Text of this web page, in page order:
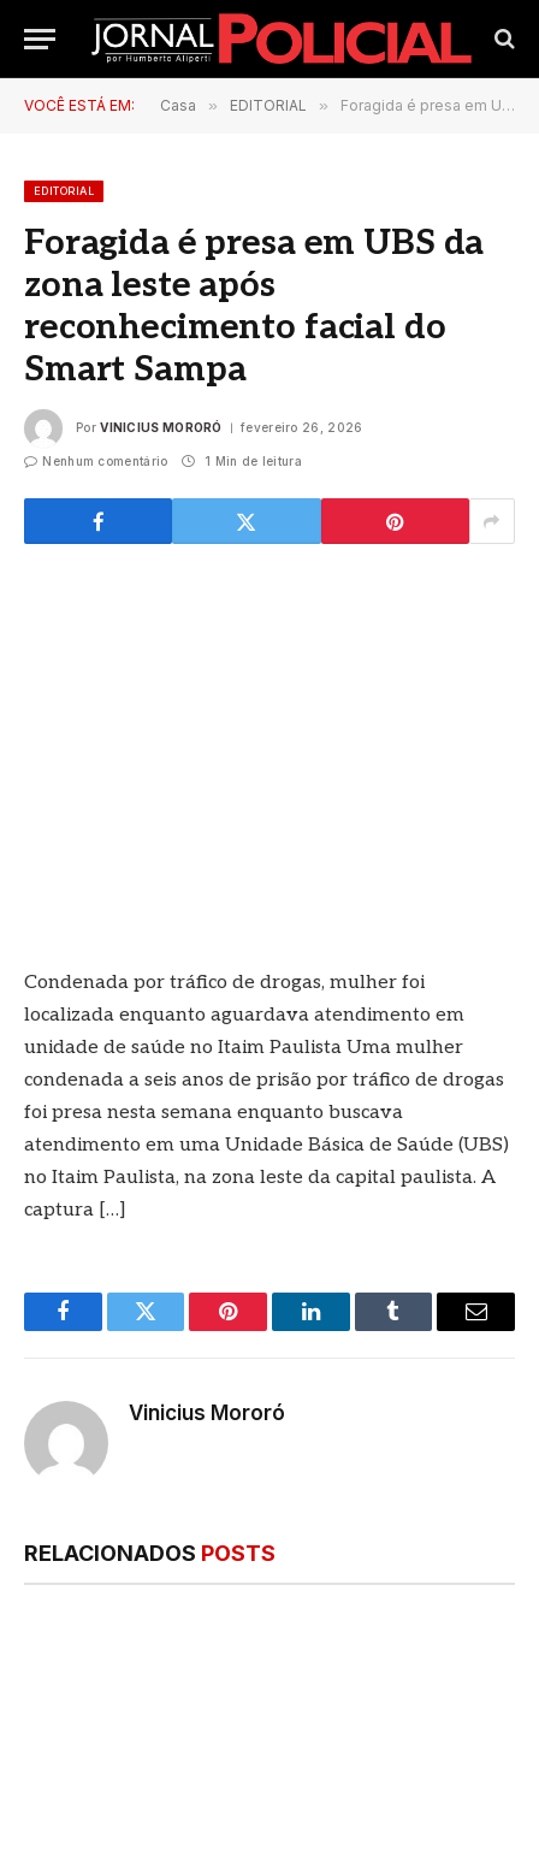
VOCÊ ESTÁ EM: Casa » EDITORIAL » Foragida é presa em UBS da zona leste após reconhecimento facial do Smart Sampa
EDITORIAL
Foragida é presa em UBS da
zona leste após
reconhecimento facial do
Smart Sampa
Por VINICIUS MORORÓ fevereiro 26, 2026
Nenhum comentário 1 Min de leitura
Condenada por tráfico de drogas, mulher foi
localizada enquanto aguardava atendimento em
unidade de saúde no Itaim Paulista Uma mulher
condenada a seis anos de prisão por tráfico de drogas
foi presa nesta semana enquanto buscava
atendimento em uma Unidade Básica de Saúde (UBS)
no Itaim Paulista, na zona leste da capital paulista. A
captura […]
FacebookTwitter Pinterest LinkedInTumblr
E-
Vinicius Mororó
RELACIONADOS POSTS